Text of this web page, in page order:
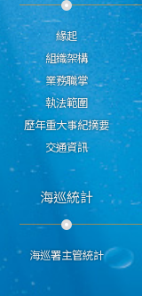
緣起
組織架構
業務職掌
執法範圍
歷年重大事紀摘要
交通資訊
海巡統計
海巡署主管統計